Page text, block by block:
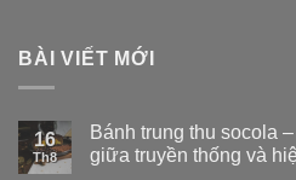
BÀI VIẾT MỚI
16
Th8
Bánh trung thu socola
giữa truyền thống và